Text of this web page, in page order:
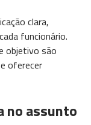
clara,
funcionário.
objetivo são
oferecer
no assunto